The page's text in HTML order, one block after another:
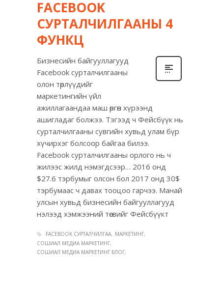
FACEBOOK
СУРТАЛЧИЛГААНЫ 4
ФУНКЦ
Бизнесийн байгууллагууд
Facebook сурталчилгааны
олон төрлүүдийг
маркетингийн үйл
ажиллагаандаа маш өргөн хүрээнд
ашигладаг болжээ. Тэгээд ч Фейсбүүк нь
сурталчилгааны сувгийн хувьд улам бүр
хүчирхэг болсоор байгаа билээ.
Facebook сурталчилгааны орлого нь ч
жилээс жилд нэмэгдсээр… 2016 онд
$27.6 тэрбумыг олсон бол 2017 онд 30$
тэрбумаас ч давах тооцоо гарчээ. Манай
улсын хувьд бизнесийн байгууллагууд
нэлээд хэмжээний төсвийг Фейсбүүкт
FACEBOOK СУРТАЛЧИЛГАА
МАРКЕТИНГ
СОШИАЛ МЕДИА МАРКЕТИНГ
СОШИАЛ МЕДИА МАРКЕТИНГ БЛОГ